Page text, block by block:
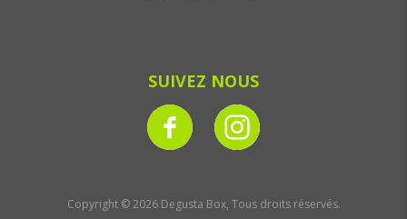
SUIVEZ NOUS
Copyright © 2026 Degusta Box, Tous droits réservés.